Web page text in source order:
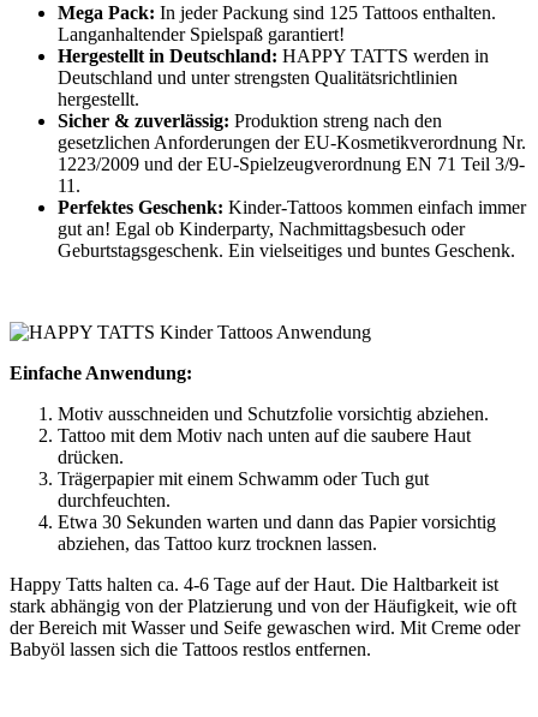
Mega Pack: In jeder Packung sind 125 Tattoos enthalten.
Langanhaltender Spielspaß garantiert!
Hergestellt in Deutschland: HAPPY TATTS werden in
Deutschland und unter strengsten Qualitätsrichtlinien
hergestellt.
Sicher & zuverlässig: Produktion streng nach den
gesetzlichen Anforderungen der EU-Kosmetikverordnung Nr.
1223/2009 und der EU-Spielzeugverordnung EN 71 Teil 3/9-
11.
Perfektes Geschenk: Kinder-Tattoos kommen einfach immer
gut an! Egal ob Kinderparty, Nachmittagsbesuch oder
Geburtstagsgeschenk. Ein vielseitiges und buntes Geschenk.
Einfache Anwendung:
Motiv ausschneiden und Schutzfolie vorsichtig abziehen.
Tattoo mit dem Motiv nach unten auf die saubere Haut
drücken.
Trägerpapier mit einem Schwamm oder Tuch gut
durchfeuchten.
Etwa 30 Sekunden warten und dann das Papier vorsichtig
abziehen, das Tattoo kurz trocknen lassen.
Happy Tatts halten ca. 4-6 Tage auf der Haut. Die Haltbarkeit ist
stark abhängig von der Platzierung und von der Häufigkeit, wie oft
der Bereich mit Wasser und Seife gewaschen wird. Mit Creme oder
Babyöl lassen sich die Tattoos restlos entfernen.